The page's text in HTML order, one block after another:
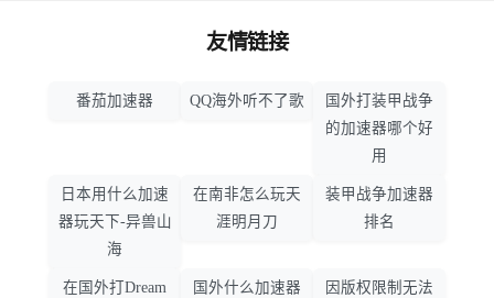
友情链接
番茄加速器 QQ海外听不了歌
国外打装甲战争
的加速器哪个好
用
日本用什么加速
器玩天下-异兽山
海
在南非怎么玩天
涯明月刀
装甲战争加速器
排名
在国外打Dream 国外什么加速器 因版权限制无法